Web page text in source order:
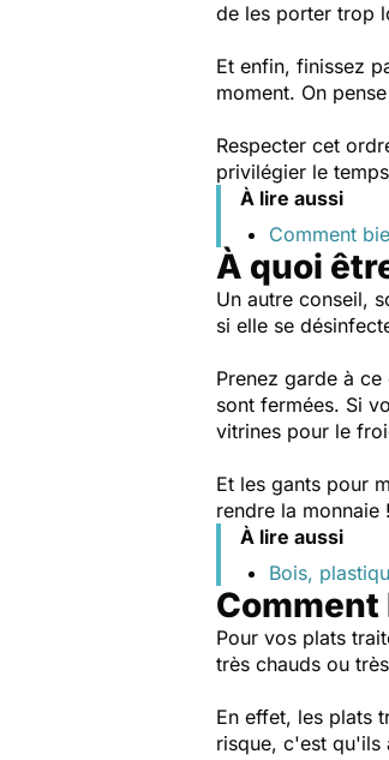
de les porter trop
Et enfin, finissez
moment. On
Respecter cet
privilégier le
À lire aussi
Comment
À quoi
Un autre conseil,
si elle se
Prenez garde à
sont fermées. Si
vitrines pour le
Et les gants pour
rendre la monnaie !
À lire aussi
Bois,
Pour vos plats
très chauds ou
En effet, les plats
risque, c'est qu'ils